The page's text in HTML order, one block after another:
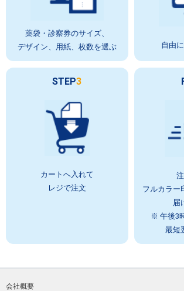
薬袋・診察券のサイズ、
デザイン、用紙、枚数を選ぶ
自由
STEP3
カートへ入れて
レジで注文
フルカラー
届
※ 午後3
最短
会社概要